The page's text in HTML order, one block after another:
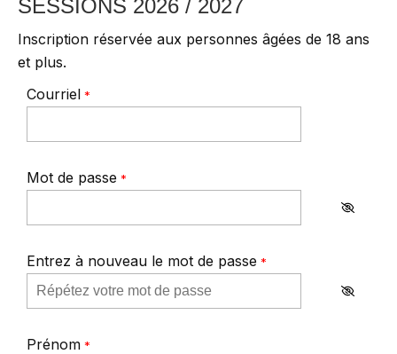
SESSIONS 2026 / 2027
Inscription réservée aux personnes âgées de 18 ans
et plus.
Courriel *
Mot de passe *
Entrez à nouveau le mot de passe *
Prénom *